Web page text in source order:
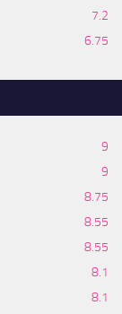
7.2
6.75
9
9
8.75
8.55
8.55
8.1
8.1